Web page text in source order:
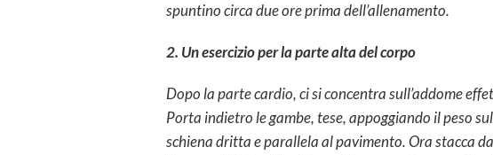
spuntino circa due ore prima dell’allenamento.
2. Un esercizio per la parte alta del corpo
Dopo la parte cardio, ci si concentra sull’addome
Porta indietro le gambe, tese, appoggiando il peso
schiena dritta e parallela al pavimento. Ora stacca